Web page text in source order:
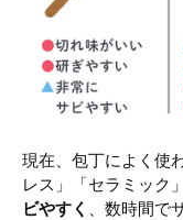
現在、包丁によく使
レス」「セラミック
ビやすく
、数時間で